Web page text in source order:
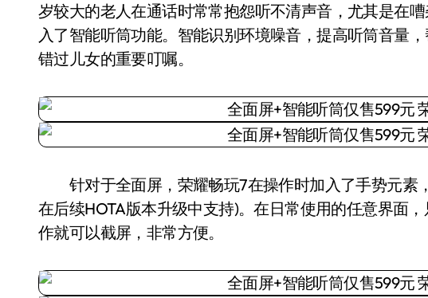
岁较大的老人在通话时常常抱怨听不清声音，尤其是在
入了智能听筒功能。智能识别环境噪音，提高听筒音量
错过儿女的重要叮嘱。
针对于全面屏，荣耀畅玩7在操作时加入了手势元素
在后续HOTA版本升级中支持)。在日常使用的任意界面
作就可以截屏，非常方便。